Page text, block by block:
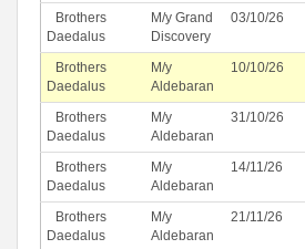
Brothers
Daedalus
M/y Grand
Discovery
03/10/26
Brothers
Daedalus
M/y
Aldebaran
10/10/26
Brothers
Daedalus
M/y
Aldebaran
31/10/26
Brothers
Daedalus
M/y
Aldebaran
14/11/26
Brothers
Daedalus
M/y
Aldebaran
21/11/26